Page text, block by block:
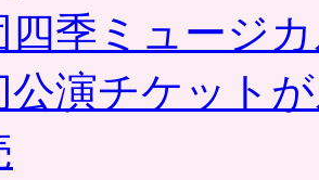
四季ミュージ
公演チケット